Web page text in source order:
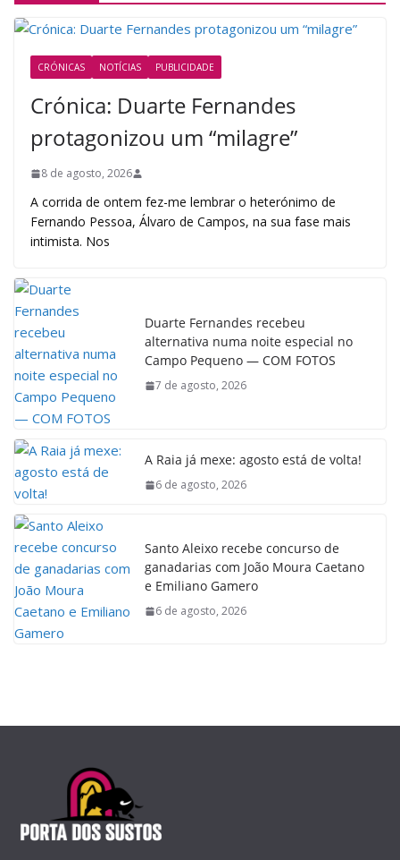
CRÓNICAS NOTÍCIAS PUBLICIDADE
Crónica: Duarte Fernandes
protagonizou um “milagre”
8 de agosto, 2026
A corrida de ontem fez-me lembrar o heterónimo de
Fernando Pessoa, Álvaro de Campos, na sua fase mais
intimista. Nos
Duarte Fernandes recebeu
alternativa numa noite especial no
Campo Pequeno — COM FOTOS
7 de agosto, 2026
A Raia já mexe: agosto está de volta!
6 de agosto, 2026
Santo Aleixo recebe concurso de
ganadarias com João Moura Caetano
e Emiliano Gamero
6 de agosto, 2026